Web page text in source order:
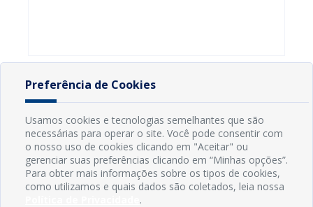
Preferência de Cookies
Usamos cookies e tecnologias semelhantes que são
necessárias para operar o site. Você pode consentir com
o nosso uso de cookies clicando em "Aceitar" ou
gerenciar suas preferências clicando em “Minhas opções”.
Para obter mais informações sobre os tipos de cookies,
como utilizamos e quais dados são coletados, leia nossa
.